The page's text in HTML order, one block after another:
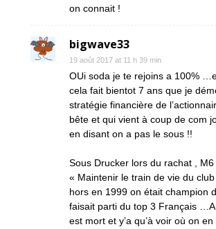
on connait !
bigwave33
19 août 2017 at 11 h 39 min
OUi soda je te rejoins a 100%
cela fait bientot 7 ans que je
stratégie financière de
bête et qui vient à coup de com
en disant on a pas le sous !!
Sous Drucker lors du rachat ,
« Maintenir le train de vie du club
hors en 1999 on était champion
faisait parti du top 3 Français
est mort et y’a qu’à voir où on